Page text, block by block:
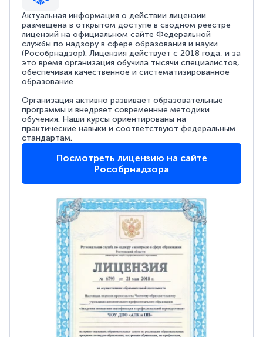
Актуальная информация о действии лицензии
размещена в открытом доступе в сводном реестре
лицензий на официальном сайте Федеральной
службы по надзору в сфере образования и науки
(Рособрнадзор). Лицензия действует с 2018 года, и за
это время организация обучила тысячи специалистов,
обеспечивая качественное и систематизированное
образование
Организация активно развивает образовательные
программы и внедряет современные методики
обучения. Наши курсы ориентированы на
практические навыки и соответствуют федеральным
стандартам.
Посмотреть лицензию на сайте
Рособрнадзора